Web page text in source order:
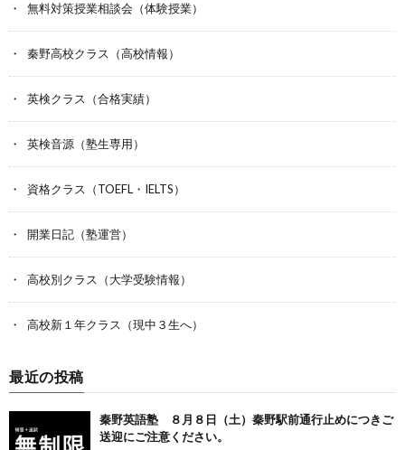
無料対策授業相談会（体験授業）
秦野高校クラス（高校情報）
英検クラス（合格実績）
英検音源（塾生専用）
資格クラス（TOEFL・IELTS）
開業日記（塾運営）
高校別クラス（大学受験情報）
高校新１年クラス（現中３生へ）
最近の投稿
秦野英語塾 ８月８日（土）秦野駅前通行止めにつきご
送迎にご注意ください。